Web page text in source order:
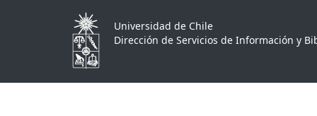
Universidad de Chile
Dirección de Servicios de Información y